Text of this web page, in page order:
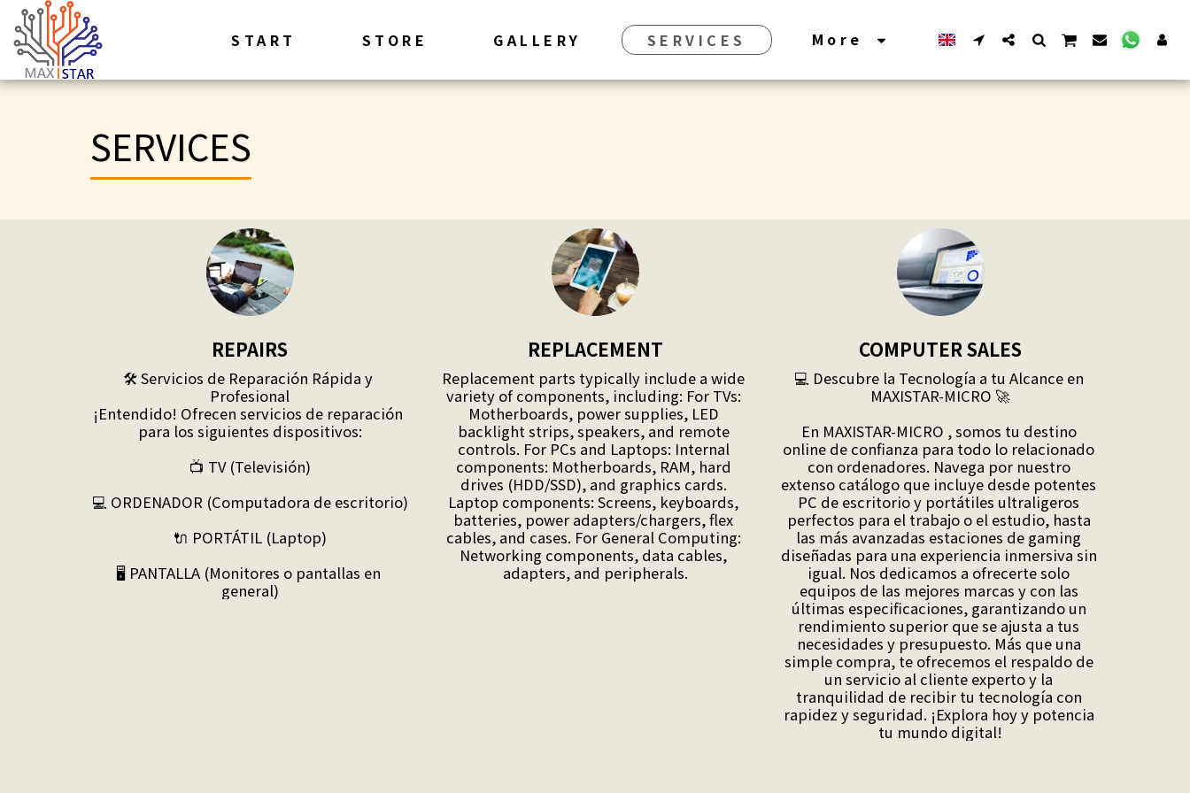
START STORE GALLERY SERVICES More
SERVICES
REPAIRS
🛠️ Servicios de Reparación Rápida y
Profesional
¡Entendido! Ofrecen servicios de reparación
para los siguientes dispositivos:
📺 TV (Televisión)
💻 ORDENADOR (Computadora de escritorio)
🔌 PORTÁTIL (Laptop)
🖥️ PANTALLA (Monitores o pantallas en
general)
REPLACEMENT
Replacement parts typically include a wide
variety of components, including: For TVs:
Motherboards, power supplies, LED
backlight strips, speakers, and remote
controls. For PCs and Laptops: Internal
components: Motherboards, RAM, hard
drives (HDD/SSD), and graphics cards.
Laptop components: Screens, keyboards,
batteries, power adapters/chargers, flex
cables, and cases. For General Computing:
Networking components, data cables,
adapters, and peripherals.
COMPUTER SALES
💻 Descubre la Tecnología a tu Alcance en
MAXISTAR-MICRO 🚀
En MAXISTAR-MICRO , somos tu destino
online de confianza para todo lo relacionado
con ordenadores. Navega por nuestro
extenso catálogo que incluye desde potentes
PC de escritorio y portátiles ultraligeros
perfectos para el trabajo o el estudio, hasta
las más avanzadas estaciones de gaming
diseñadas para una experiencia inmersiva sin
igual. Nos dedicamos a ofrecerte solo
equipos de las mejores marcas y con las
últimas especificaciones, garantizando un
rendimiento superior que se ajusta a tus
necesidades y presupuesto. Más que una
simple compra, te ofrecemos el respaldo de
un servicio al cliente experto y la
tranquilidad de recibir tu tecnología con
rapidez y seguridad. ¡Explora hoy y potencia
tu mundo digital!